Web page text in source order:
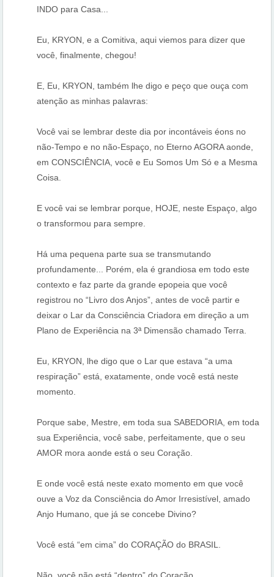
INDO para Casa...
Eu, KRYON, e a Comitiva, aqui viemos para dizer que
você, finalmente, chegou!
E, Eu, KRYON, também lhe digo e peço que ouça com
atenção as minhas palavras:
Você vai se lembrar deste dia por incontáveis éons no
não-Tempo e no não-Espaço, no Eterno AGORA aonde,
em CONSCIÊNCIA, você e Eu Somos Um Só e a Mesma
Coisa.
E você vai se lembrar porque, HOJE, neste Espaço, algo
o transformou para sempre.
Há uma pequena parte sua se transmutando
profundamente... Porém, ela é grandiosa em todo este
contexto e faz parte da grande epopeia que você
registrou no “Livro dos Anjos”, antes de você partir e
deixar o Lar da Consciência Criadora em direção a um
Plano de Experiência na 3ª Dimensão chamado Terra.
Eu, KRYON, lhe digo que o Lar que estava “a uma
respiração” está, exatamente, onde você está neste
momento.
Porque sabe, Mestre, em toda sua SABEDORIA, em toda
sua Experiência, você sabe, perfeitamente, que o seu
AMOR mora aonde está o seu Coração.
E onde você está neste exato momento em que você
ouve a Voz da Consciência do Amor Irresistível, amado
Anjo Humano, que já se concebe Divino?
Você está “em cima” do CORAÇÃO do BRASIL.